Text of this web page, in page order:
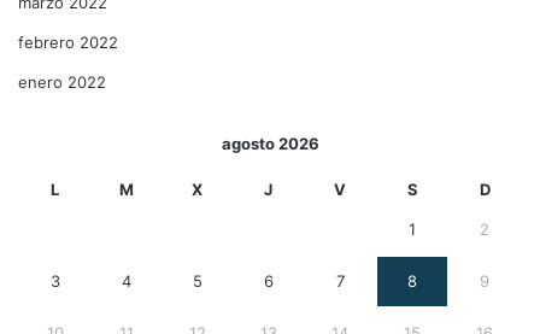
febrero 2022
enero 2022
agosto 2026
L M X J V S D
1 2
3 4 5 6 7 8 9